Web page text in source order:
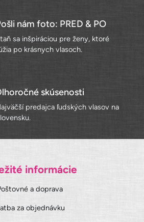
nám foto: PRED & PO
sa inšpiráciou pre ženy, ktoré
po krásnych vlasoch.
skúsenosti
predajca ľudských vlasov na
informácie
a doprava
za objednávku